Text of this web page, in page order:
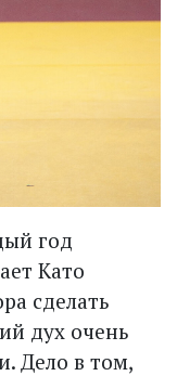
год
Като
сделать
дух очень
Дело в том,